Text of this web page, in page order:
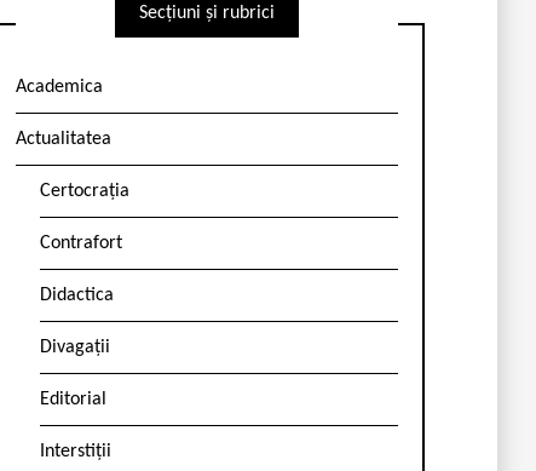
Secțiuni și rubrici
Academica
Actualitatea
Certocrația
Contrafort
Didactica
Divagații
Editorial
Interstiții